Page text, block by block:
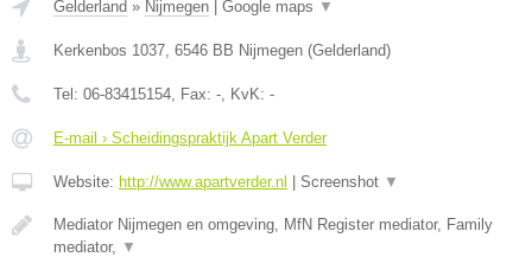
Gelderland » Nijmegen | Google maps ▼
Kerkenbos 1037 6546 BB Nijmegen (Gelderland)
Tel: 06-83415154 , Fax: - , KvK: -
E-mail › Scheidingspraktijk Apart Verder
Website: http://www.apartverder.nl | Screenshot ▼
Mediator Nijmegen en omgeving, MfN Register mediator, Family
mediator,
▼